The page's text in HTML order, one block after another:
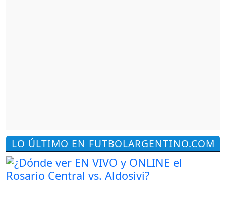
LO ÚLTIMO EN FUTBOLARGENTINO.COM